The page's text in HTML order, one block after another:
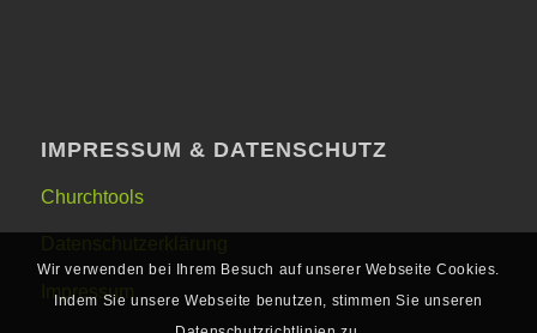
IMPRESSUM & DATENSCHUTZ
Churchtools
Impressum
Wir verwenden bei Ihrem Besuch auf unserer Webseite Cookies.
Indem Sie unsere Webseite benutzen, stimmen Sie unseren